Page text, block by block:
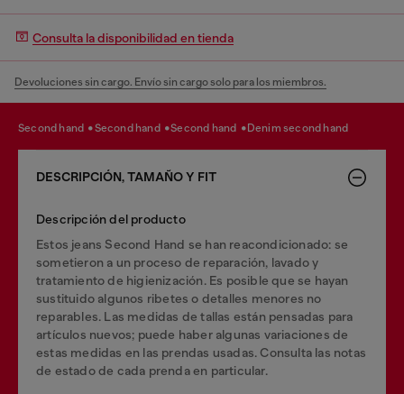
Consulta la disponibilidad en tienda
Devoluciones sin cargo. Envío sin cargo solo para los miembros.
second hand second hand second hand denim second hand
DESCRIPCIÓN, TAMAÑO Y FIT
Descripción del producto
Estos jeans Second Hand se han reacondicionado: se
sometieron a un proceso de reparación, lavado y
tratamiento de higienización. Es posible que se hayan
sustituido algunos ribetes o detalles menores no
reparables. Las medidas de tallas están pensadas para
artículos nuevos; puede haber algunas variaciones de
estas medidas en las prendas usadas. Consulta las notas
de estado de cada prenda en particular.